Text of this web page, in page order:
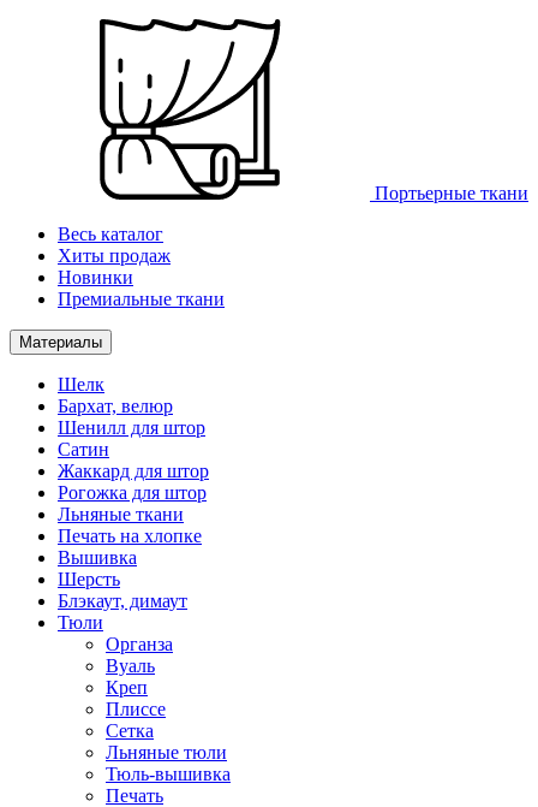
Портьерные ткани
Весь каталог
Хиты продаж
Новинки
Премиальные ткани
Материалы
Шелк
Бархат, велюр
Шенилл для штор
Сатин
Жаккард для штор
Рогожка для штор
Льняные ткани
Печать на хлопке
Вышивка
Шерсть
Блэкаут, димаут
Тюли
Органза
Вуаль
Креп
Плиссе
Сетка
Льняные тюли
Тюль-вышивка
Печать